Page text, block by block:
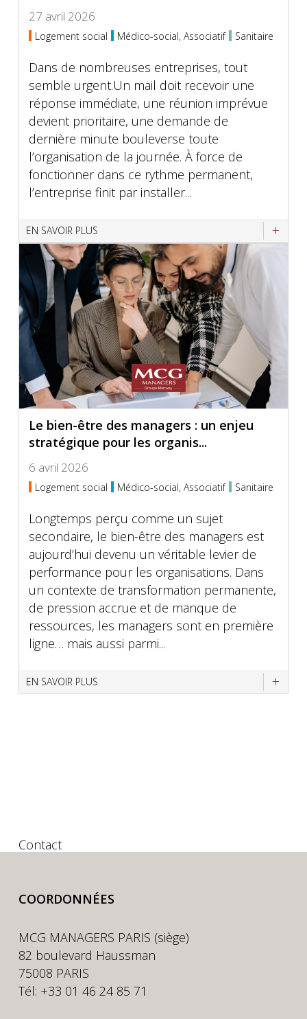
27 avril 2026
Logement social Médico-social, Associatif Sanitaire
Dans de nombreuses entreprises, tout
semble urgent.Un mail doit recevoir une
réponse immédiate, une réunion imprévue
devient prioritaire, une demande de
dernière minute bouleverse toute
l’organisation de la journée. À force de
fonctionner dans ce rythme permanent,
l’entreprise finit par installer...
EN SAVOIR PLUS
Le bien-être des managers : un enjeu
stratégique pour les organis...
6 avril 2026
Logement social Médico-social, Associatif Sanitaire
Longtemps perçu comme un sujet
secondaire, le bien-être des managers est
aujourd’hui devenu un véritable levier de
performance pour les organisations. Dans
un contexte de transformation permanente,
de pression accrue et de manque de
ressources, les managers sont en première
ligne… mais aussi parmi...
EN SAVOIR PLUS
Contact
COORDONNÉES
MCG MANAGERS PARIS (siège)
82 boulevard Haussman
75008 PARIS
Tél: +33 01 46 24 85 71